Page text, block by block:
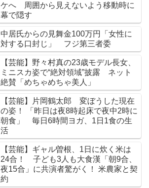
ケへ 周囲から見えないよう移動時に
幕で隠す
中居氏からの見舞金100万円「女性に
対する口封じ」 フジ第三者委
【芸能】野々村真の23歳モデル長女、
ミニスカ姿で“絶対領域”披露 ネット
絶賛「めちゃめちゃ美人」
【芸能】片岡鶴太郎 変ぼうした現在
の姿！ 「昨日は夜8時起床で夜中2時に
朝食」 毎日6時間ヨガ、1日1食の生
活
【芸能】ギャル曽根、1日に炊く米は
24合！ 子ども3人も大食漢「朝9合、
夜15合」に共演者驚がく！ 米農家と契
約